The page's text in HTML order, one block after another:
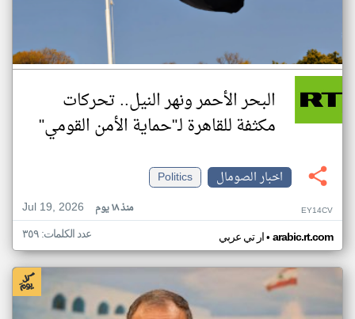
البحر الأحمر ونهر النيل.. تحركات
مكثفة للقاهرة لـ"حماية الأمن القومي"
اخبار الصومال
Politics
Jul 19, 2026
منذ ١٨ يوم EY14CV
ار تي عربي• arabic.rt.com عدد الكلمات: ٣٥٩